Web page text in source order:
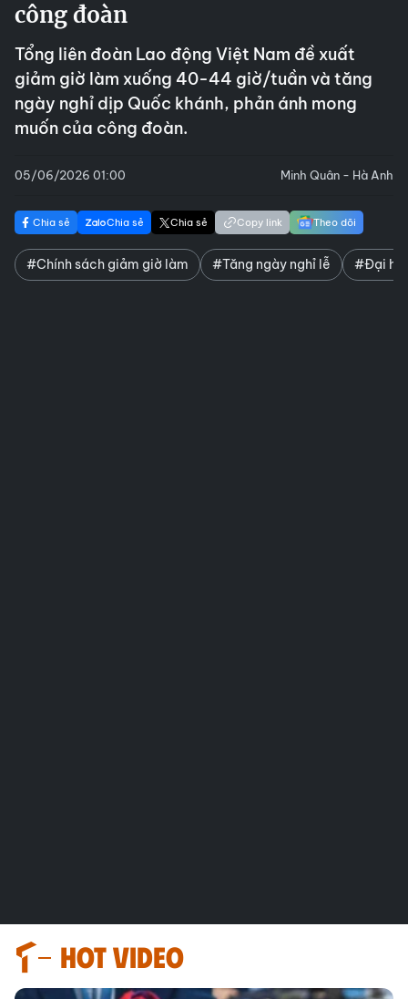
công đoàn
Tổng liên đoàn Lao động Việt Nam đề xuất
giảm giờ làm xuống 40-44 giờ/tuần và tăng
ngày nghỉ dịp Quốc khánh, phản ánh mong
muốn của công đoàn.
05/06/2026 01:00 Minh Quân - Hà Anh
Chia sẻ Chia sẻ Chia sẻ Copy link Theo dõi
#Chính sách giảm giờ làm #Tăng ngày nghỉ lễ #Đại hội
HOT VIDEO